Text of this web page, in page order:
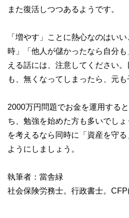
また復活しつつあるようです。
「増やす」ことに熱心なのはい
時」「他人が儲かったなら自分
える話には、注意してください
も、無くなってしまったら、元も
2000万円問題でお金を運用する
ち、勉強を始めた方も多いでし
を考えるなら同時に「資産を守
ようにしましょう。
執筆者：當舎緑
社会保険労務士。行政書士。